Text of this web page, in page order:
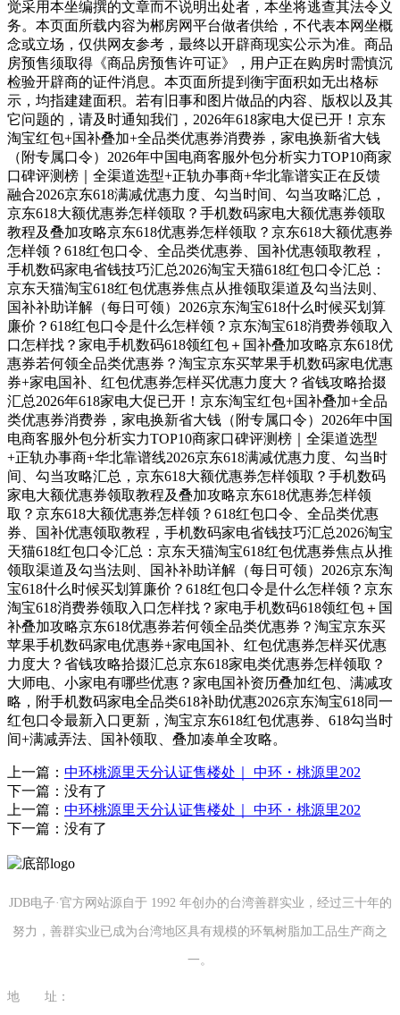
觉采用本坐编撰的文章而不说明出处者，本坐将逃查其法令义
务。本页面所载内容为郴房网平台做者供给，不代表本网坐概
念或立场，仅供网友参考，最终以开辟商现实公示为准。商品
房预售须取得《商品房预售许可证》，用户正在购房时需慎沉
检验开辟商的证件消息。本页面所提到衡宇面积如无出格标
示，均指建建面积。若有旧事和图片做品的内容、版权以及其
它问题的，请及时通知我们，2026年618家电大促已开！京东
淘宝红包+国补叠加+全品类优惠券消费券，家电换新省大钱
（附专属口令）2026年中国电商客服外包分析实力TOP10商家
口碑评测榜｜全渠道选型+正轨办事商+华北靠谱实正在反馈
融合2026京东618满减优惠力度、勾当时间、勾当攻略汇总，
京东618大额优惠券怎样领取？手机数码家电大额优惠券领取
教程及叠加攻略京东618优惠券怎样领取？京东618大额优惠券
怎样领？618红包口令、全品类优惠券、国补优惠领取教程，
手机数码家电省钱技巧汇总2026淘宝天猫618红包口令汇总：
京东天猫淘宝618红包优惠券焦点从推领取渠道及勾当法则、
国补补助详解（每日可领）2026京东淘宝618什么时候买划算
廉价？618红包口令是什么怎样领？京东淘宝618消费券领取入
口怎样找？家电手机数码618领红包＋国补叠加攻略京东618优
惠券若何领全品类优惠券？淘宝京东买苹果手机数码家电优惠
券+家电国补、红包优惠券怎样买优惠力度大？省钱攻略拾掇
汇总2026年618家电大促已开！京东淘宝红包+国补叠加+全品
类优惠券消费券，家电换新省大钱（附专属口令）2026年中国
电商客服外包分析实力TOP10商家口碑评测榜｜全渠道选型
+正轨办事商+华北靠谱线2026京东618满减优惠力度、勾当时
间、勾当攻略汇总，京东618大额优惠券怎样领取？手机数码
家电大额优惠券领取教程及叠加攻略京东618优惠券怎样领
取？京东618大额优惠券怎样领？618红包口令、全品类优惠
券、国补优惠领取教程，手机数码家电省钱技巧汇总2026淘宝
天猫618红包口令汇总：京东天猫淘宝618红包优惠券焦点从推
领取渠道及勾当法则、国补补助详解（每日可领）2026京东淘
宝618什么时候买划算廉价？618红包口令是什么怎样领？京东
淘宝618消费券领取入口怎样找？家电手机数码618领红包＋国
补叠加攻略京东618优惠券若何领全品类优惠券？淘宝京东买
苹果手机数码家电优惠券+家电国补、红包优惠券怎样买优惠
力度大？省钱攻略拾掇汇总京东618家电类优惠券怎样领取？
大师电、小家电有哪些优惠？家电国补资历叠加红包、满减攻
略，附手机数码家电全品类618补助优惠2026京东淘宝618同一
红包口令最新入口更新，淘宝京东618红包优惠券、618勾当时
间+满减弄法、国补领取、叠加凑单全攻略。
上一篇： 中环桃源里天分认证售楼处｜ 中环・桃源里202
下一篇：没有了
上一篇： 中环桃源里天分认证售楼处｜ 中环・桃源里202
下一篇：没有了
JDB电子·官方网站源自于 1992 年创办的台湾善群实业，经过三十年的
努力，善群实业已成为台湾地区具有规模的环氧树脂加工品生产商之
一。
地 址：